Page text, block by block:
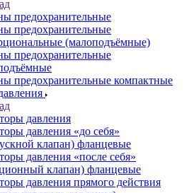
предохранительные
предохранительные
(малоподъёмные)
предохранительные
предохранительные компактные
давления
давления «до себя»
клапан) фланцевые
давления «после себя»
клапан) фланцевые
давления прямого действия